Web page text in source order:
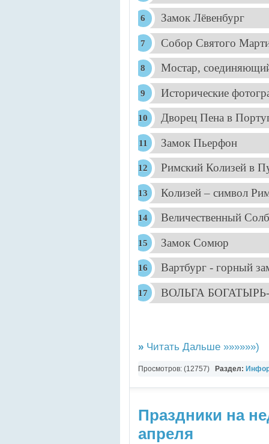
Замок Лёвенбург
Собор Святого
Мостар,
Исторические
Дворец Пена в
Замок Пьерфон
Римский Колизей в
Колизей – символ
Величественный
Замок Сомюр
Вартбург - горный
ВОЛЬГА
» Читать Дальше »»»»»»)
Просмотров: (12757) Раздел:
Праздники на
апреля